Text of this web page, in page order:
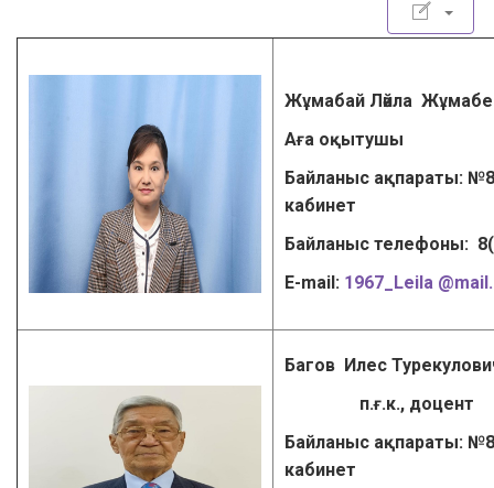
Жұмабай Ләйла
Аға оқытушы
Байланыс ақпараты:
кабинет
Байланыс телефоны:
Е-mail: 1967_Leila
Багов Илес
п.ғ.к., доцент
Байланыс ақпараты:
кабинет